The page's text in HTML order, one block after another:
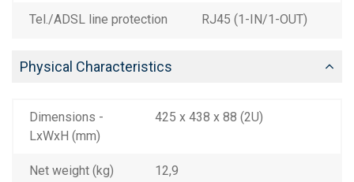
Tel./ADSL line protection RJ45 (1-IN/1-OUT)
Physical Characteristics
Dimensions -
LxWxH (mm)
425 x 438 x 88 (2U)
Net weight (kg) 12,9